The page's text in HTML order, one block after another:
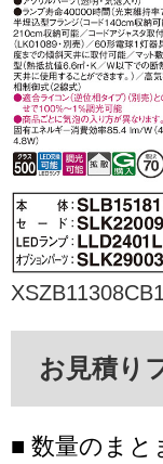
XSZB11308CB1
お見積り
■ 数量のまと